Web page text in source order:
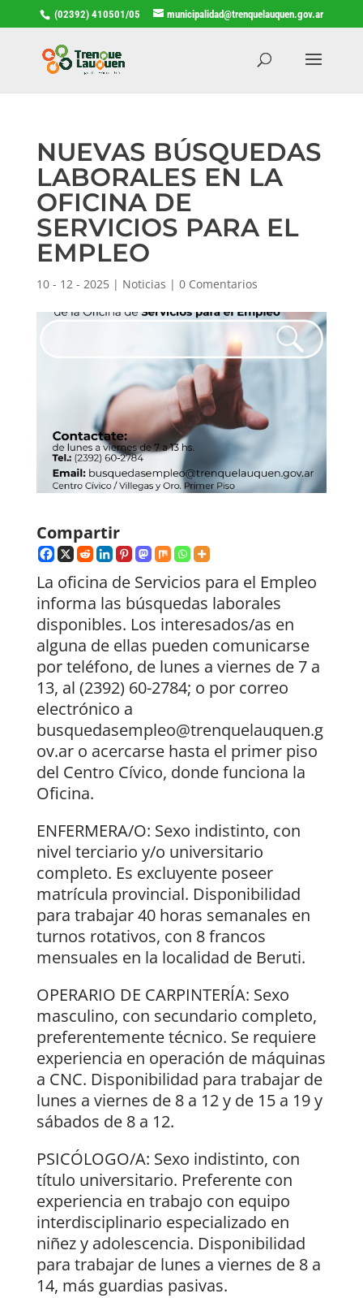
(02392) 410501/05 municipalidad@trenquelauquen.gov.ar
NUEVAS BÚSQUEDAS
LABORALES EN LA
OFICINA DE
SERVICIOS PARA EL
EMPLEO
10 - 12 - 2025| Noticias | 0 Comentarios
Compartir
La oficina de Servicios para el Empleo
informa las búsquedas laborales
disponibles. Los interesados/as en
alguna de ellas pueden comunicarse
por teléfono, de lunes a viernes de 7 a
13, al (2392) 60-2784; o por correo
electrónico a
busquedasempleo@trenquelauquen.g
ov.ar o acercarse hasta el primer piso
del Centro Cívico, donde funciona la
Oficina.
ENFERMERA/O: Sexo indistinto, con
nivel terciario y/o universitario
completo. Es excluyente poseer
matrícula provincial. Disponibilidad
para trabajar 40 horas semanales en
turnos rotativos, con 8 francos
mensuales en la localidad de Beruti.
OPERARIO DE CARPINTERÍA: Sexo
masculino, con secundario completo,
preferentemente técnico. Se requiere
experiencia en operación de máquinas
a CNC. Disponibilidad para trabajar de
lunes a viernes de 8 a 12 y de 15 a 19 y
sábados de 8 a 12.
PSICÓLOGO/A: Sexo indistinto, con
título universitario. Preferente con
experiencia en trabajo con equipo
interdisciplinario especializado en
niñez y adolescencia. Disponibilidad
para trabajar de lunes a viernes de 8 a
14, más guardias pasivas.